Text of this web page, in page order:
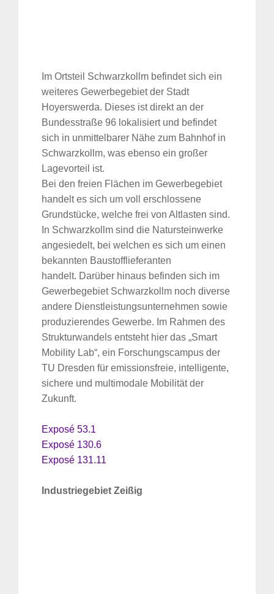
Im Ortsteil Schwarzkollm befindet sich ein
weiteres Gewerbegebiet der Stadt
Hoyerswerda. Dieses ist direkt an der
Bundesstraße 96 lokalisiert und befindet
sich in unmittelbarer Nähe zum Bahnhof in
Schwarzkollm, was ebenso ein großer
Lagevorteil ist.
Bei den freien Flächen im Gewerbegebiet
handelt es sich um voll erschlossene
Grundstücke, welche frei von Altlasten sind.
In Schwarzkollm sind die Natursteinwerke
angesiedelt, bei welchen es sich um einen
bekannten Baustofflieferanten
handelt. Darüber hinaus befinden sich im
Gewerbegebiet Schwarzkollm noch diverse
andere Dienstleistungsunternehmen sowie
produzierendes Gewerbe. Im Rahmen des
Strukturwandels entsteht hier das „Smart
Mobility Lab“, ein Forschungscampus der
TU Dresden für emissionsfreie, intelligente,
sichere und multimodale Mobilität der
Zukunft.
Exposé 53.1
Exposé 130.6
Exposé 131.11
Industriegebiet Zeißig